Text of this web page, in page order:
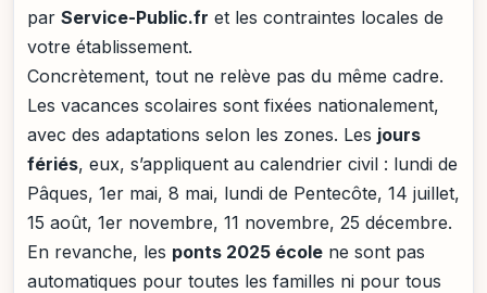
par Service-Public.fr et les contraintes locales de
votre établissement.
Concrètement, tout ne relève pas du même cadre.
Les vacances scolaires sont fixées nationalement,
avec des adaptations selon les zones. Les jours
fériés, eux, s’appliquent au calendrier civil : lundi de
Pâques, 1er mai, 8 mai, lundi de Pentecôte, 14 juillet,
15 août, 1er novembre, 11 novembre, 25 décembre.
En revanche, les ponts 2025 école ne sont pas
automatiques pour toutes les familles ni pour tous